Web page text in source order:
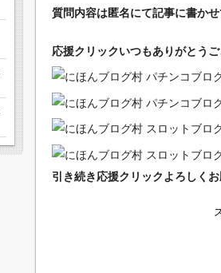
質問内容は匿名にて記事に書か
応援クリックいつもありがとう
引き続き応援クリックよろしく